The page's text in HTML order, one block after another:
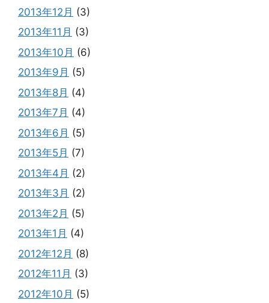
2013年12月 (3)
2013年11月 (3)
2013年10月 (6)
2013年9月 (5)
2013年8月 (4)
2013年7月 (4)
2013年6月 (5)
2013年5月 (7)
2013年4月 (2)
2013年3月 (2)
2013年2月 (5)
2013年1月 (4)
2012年12月 (8)
2012年11月 (3)
2012年10月 (5)